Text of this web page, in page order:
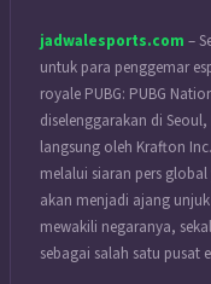
jadwalesports.com –
untuk para penggemar
royale PUBG: PUBG
diselenggarakan di
langsung oleh Krafton
melalui siaran pers
akan menjadi ajang
mewakili negaranya,
sebagai salah satu pusat